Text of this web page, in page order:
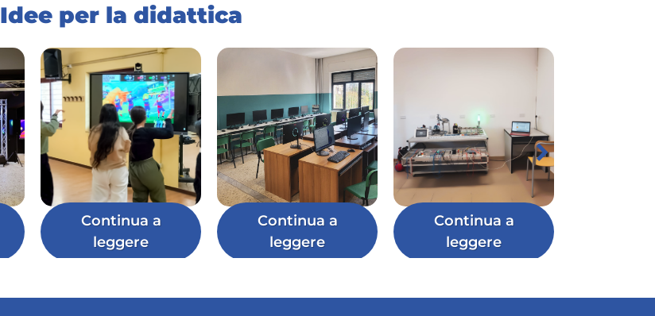
Idee per la didattica
Continua a
leggere
Continua a
leggere
Continua a
leggere